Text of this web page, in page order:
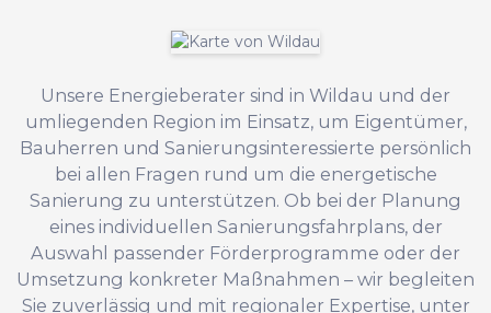
Unsere Energieberater sind in Wildau und der
umliegenden Region im Einsatz, um Eigentümer,
Bauherren und Sanierungsinteressierte persönlich
bei allen Fragen rund um die energetische
Sanierung zu unterstützen. Ob bei der Planung
eines individuellen Sanierungsfahrplans, der
Auswahl passender Förderprogramme oder der
Umsetzung konkreter Maßnahmen – wir begleiten
Sie zuverlässig und mit regionaler Expertise, unter